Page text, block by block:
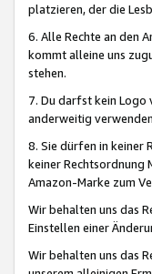
platzieren, der die
6. Alle Rechte an den
kommt alleine uns
stehen.
7. Du darfst kein
anderweitig
8. Sie dürfen in keiner
keiner Rechtsordnung
Amazon-Marke zum
Wir behalten uns das
Einstellen einer
Wir behalten uns das